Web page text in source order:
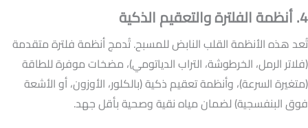
4. أنظمة الفلترة والتعقيم الذكية
تُعد هذه الأنظمة القلب النابض للمسبح. تُدمج أنظمة فلترة متقدمة
(فلاتر الرمل، الخرطوشة، التراب الدياتومي)، مضخات موفرة للطاقة
(متغيرة السرعة)، وأنظمة تعقيم ذكية (بالكلور، الأوزون، أو الأشعة
فوق البنفسجية) لضمان مياه نقية وصحية بأقل جهد.